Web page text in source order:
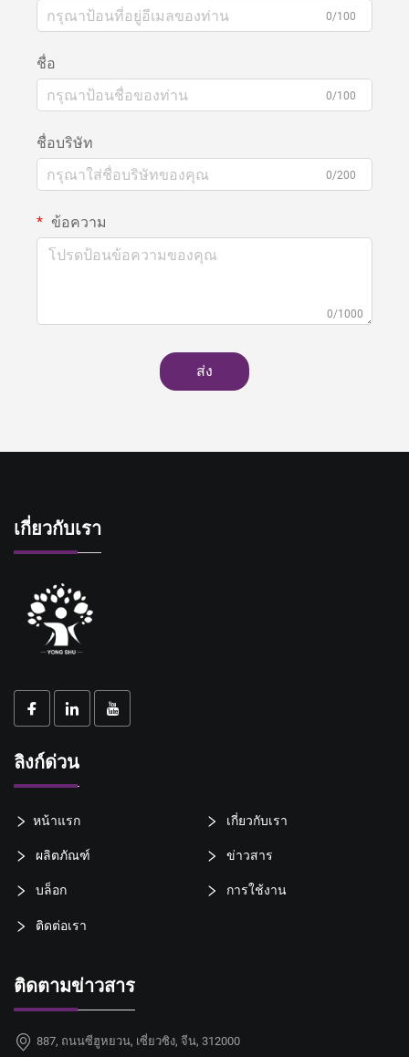
0/100
ชื่อ
0/100
ชื่อบริษัท
0/200
ข้อความ
0/1000
ส่ง
เกี่ยวกับเรา
ลิงก์ด่วน
หน้าแรก เกี่ยวกับเรา
ผลิตภัณฑ์ ข่าวสาร
บล็อก การใช้งาน
ติดต่อเรา
ติดตามข่าวสาร
887, ถนนซีฮูหยวน, เซี่ยวซิง, จีน, 312000